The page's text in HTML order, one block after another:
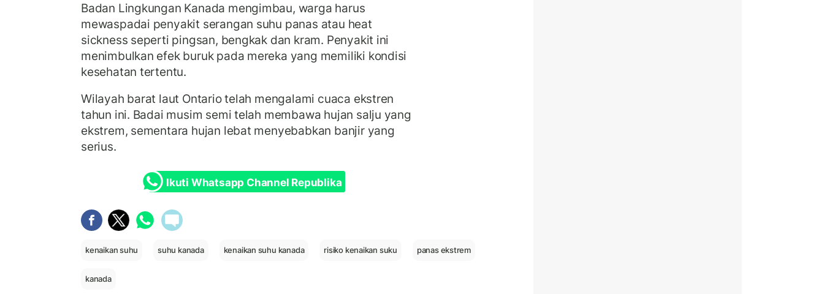
Badan Lingkungan Kanada mengimbau, warga harus
mewaspadai penyakit serangan suhu panas atau heat
sickness seperti pingsan, bengkak dan kram. Penyakit ini
menimbulkan efek buruk pada mereka yang memiliki kondisi
kesehatan tertentu.
Wilayah barat laut Ontario telah mengalami cuaca ekstren
tahun ini. Badai musim semi telah membawa hujan salju yang
ekstrem, sementara hujan lebat menyebabkan banjir yang
serius.
Ikuti Whatsapp Channel Republika
kenaikan suhu suhu kanada kenaikan suhu kanada risiko kenaikan suku panas ekstrem
kanada